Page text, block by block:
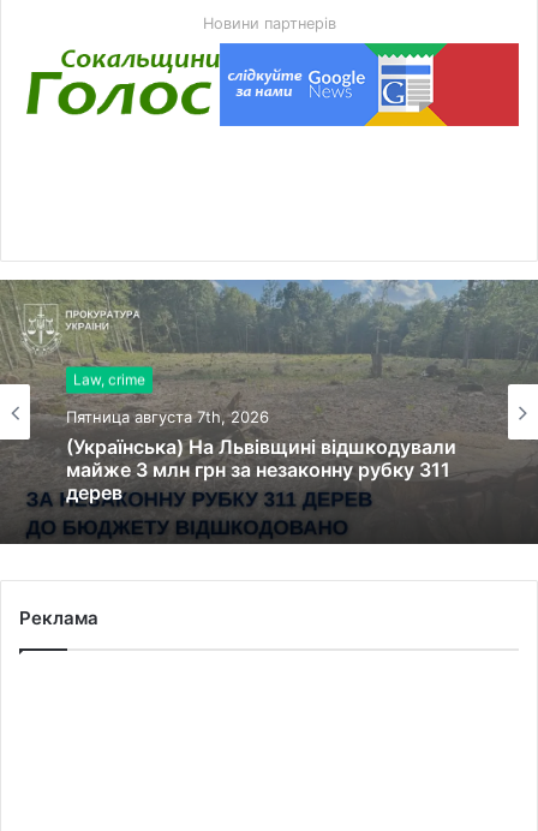
Новини партнерів
Law, crime
Пятница августа 7th, 2026
(Українська) На Львівщині відшкодували
майже 3 млн грн за незаконну рубку 311
дерев
Реклама